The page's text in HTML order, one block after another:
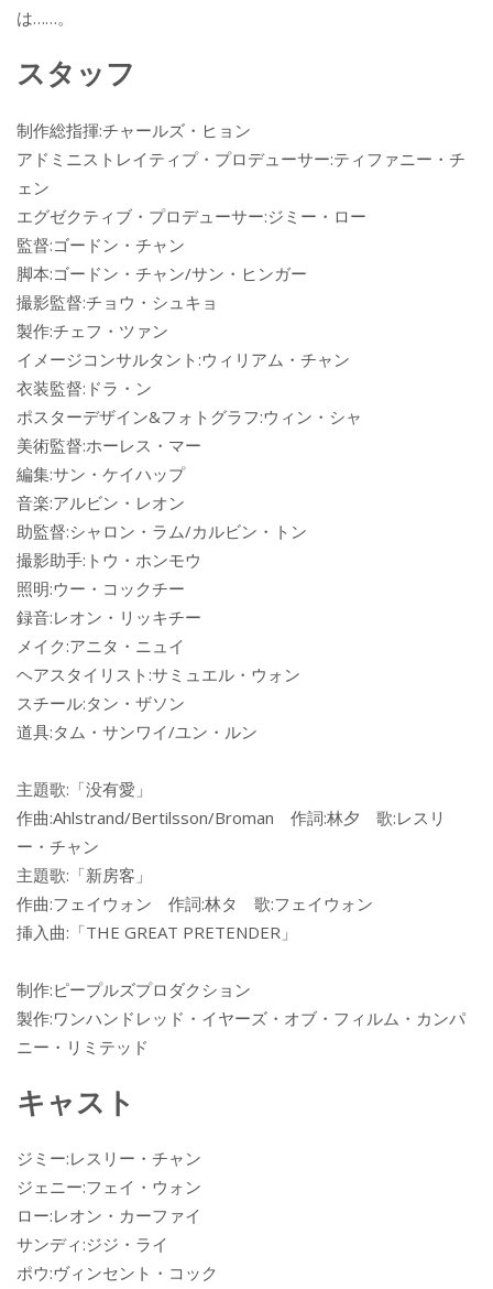
は……。
スタッフ
制作総指揮:チャールズ・ヒョン
アドミニストレイティプ・プロデューサー:ティファニー・チ
ェン
エグゼクティブ・プロデューサー:ジミー・ロー
監督:ゴードン・チャン
脚本:ゴードン・チャン/サン・ヒンガー
撮影監督:チョウ・シュキョ
製作:チェフ・ツァン
イメージコンサルタント:ウィリアム・チャン
衣装監督:ドラ・ン
ポスターデザイン&フォトグラフ:ウィン・シャ
美術監督:ホーレス・マー
編集:サン・ケイハップ
音楽:アルビン・レオン
助監督:シャロン・ラム/カルビン・トン
撮影助手:トウ・ホンモウ
照明:ウー・コックチー
録音:レオン・リッキチー
メイク:アニタ・ニュイ
ヘアスタイリスト:サミュエル・ウォン
スチール:タン・ザソン
道具:タム・サンワイ/ユン・ルン
主題歌:「没有愛」
作曲:Ahlstrand/Bertilsson/Broman 作詞:林夕 歌:レスリ
ー・チャン
主題歌:「新房客」
作曲:フェイウォン 作詞:林タ 歌:フェイウォン
挿入曲:「THE GREAT PRETENDER」
制作:ピープルズプロダクション
製作:ワンハンドレッド・イヤーズ・オブ・フィルム・カンパ
ニー・リミテッド
キャスト
ジミー:レスリー・チャン
ジェニー:フェイ・ウォン
ロー:レオン・カーファイ
サンディ:ジジ・ライ
ポウ:ヴィンセント・コック